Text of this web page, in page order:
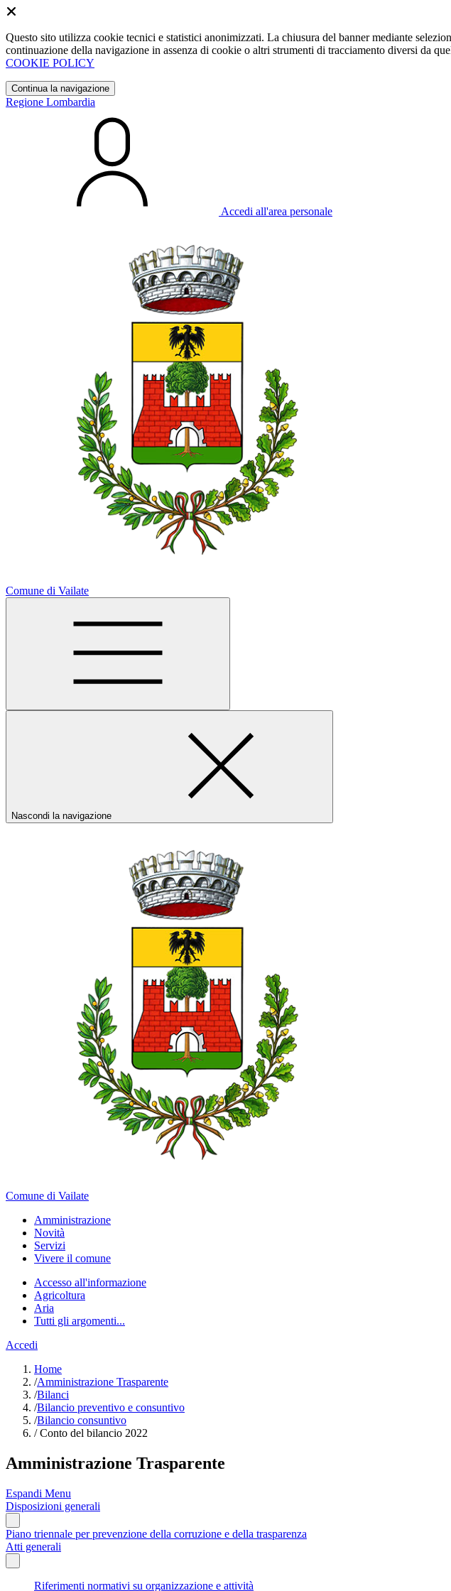
Questo sito utilizza cookie tecnici e statistici anonimizzati. La chiusura del banner mediante
continuazione della navigazione in assenza di cookie o altri strumenti di tracciamento diversi da
COOKIE POLICY
Continua la navigazione
Regione Lombardia
Accedi all'area personale
Comune di Vailate
Nascondi la navigazione
Comune di Vailate
Amministrazione
Novità
Servizi
Vivere il comune
Accesso all'informazione
Agricoltura
Aria
Tutti gli argomenti...
Accedi
Home
/Amministrazione Trasparente
/Bilanci
/Bilancio preventivo e consuntivo
/Bilancio consuntivo
/Conto del bilancio 2022
Amministrazione Trasparente
Espandi Menu
Disposizioni generali
Piano triennale per prevenzione della corruzione e della trasparenza
Atti generali
Riferimenti normativi su organizzazione e attività